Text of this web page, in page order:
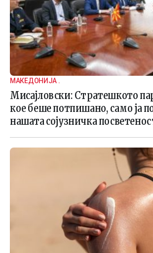
МАКЕДОНИЈА .
Мисајловски: Стратешкото
кое беше потпишано, само ја
нашата сојузничка